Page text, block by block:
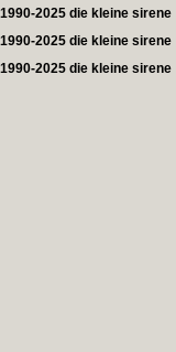
1990-2025 die kleine sirene
1990-2025 die kleine sirene
1990-2025 die kleine sirene